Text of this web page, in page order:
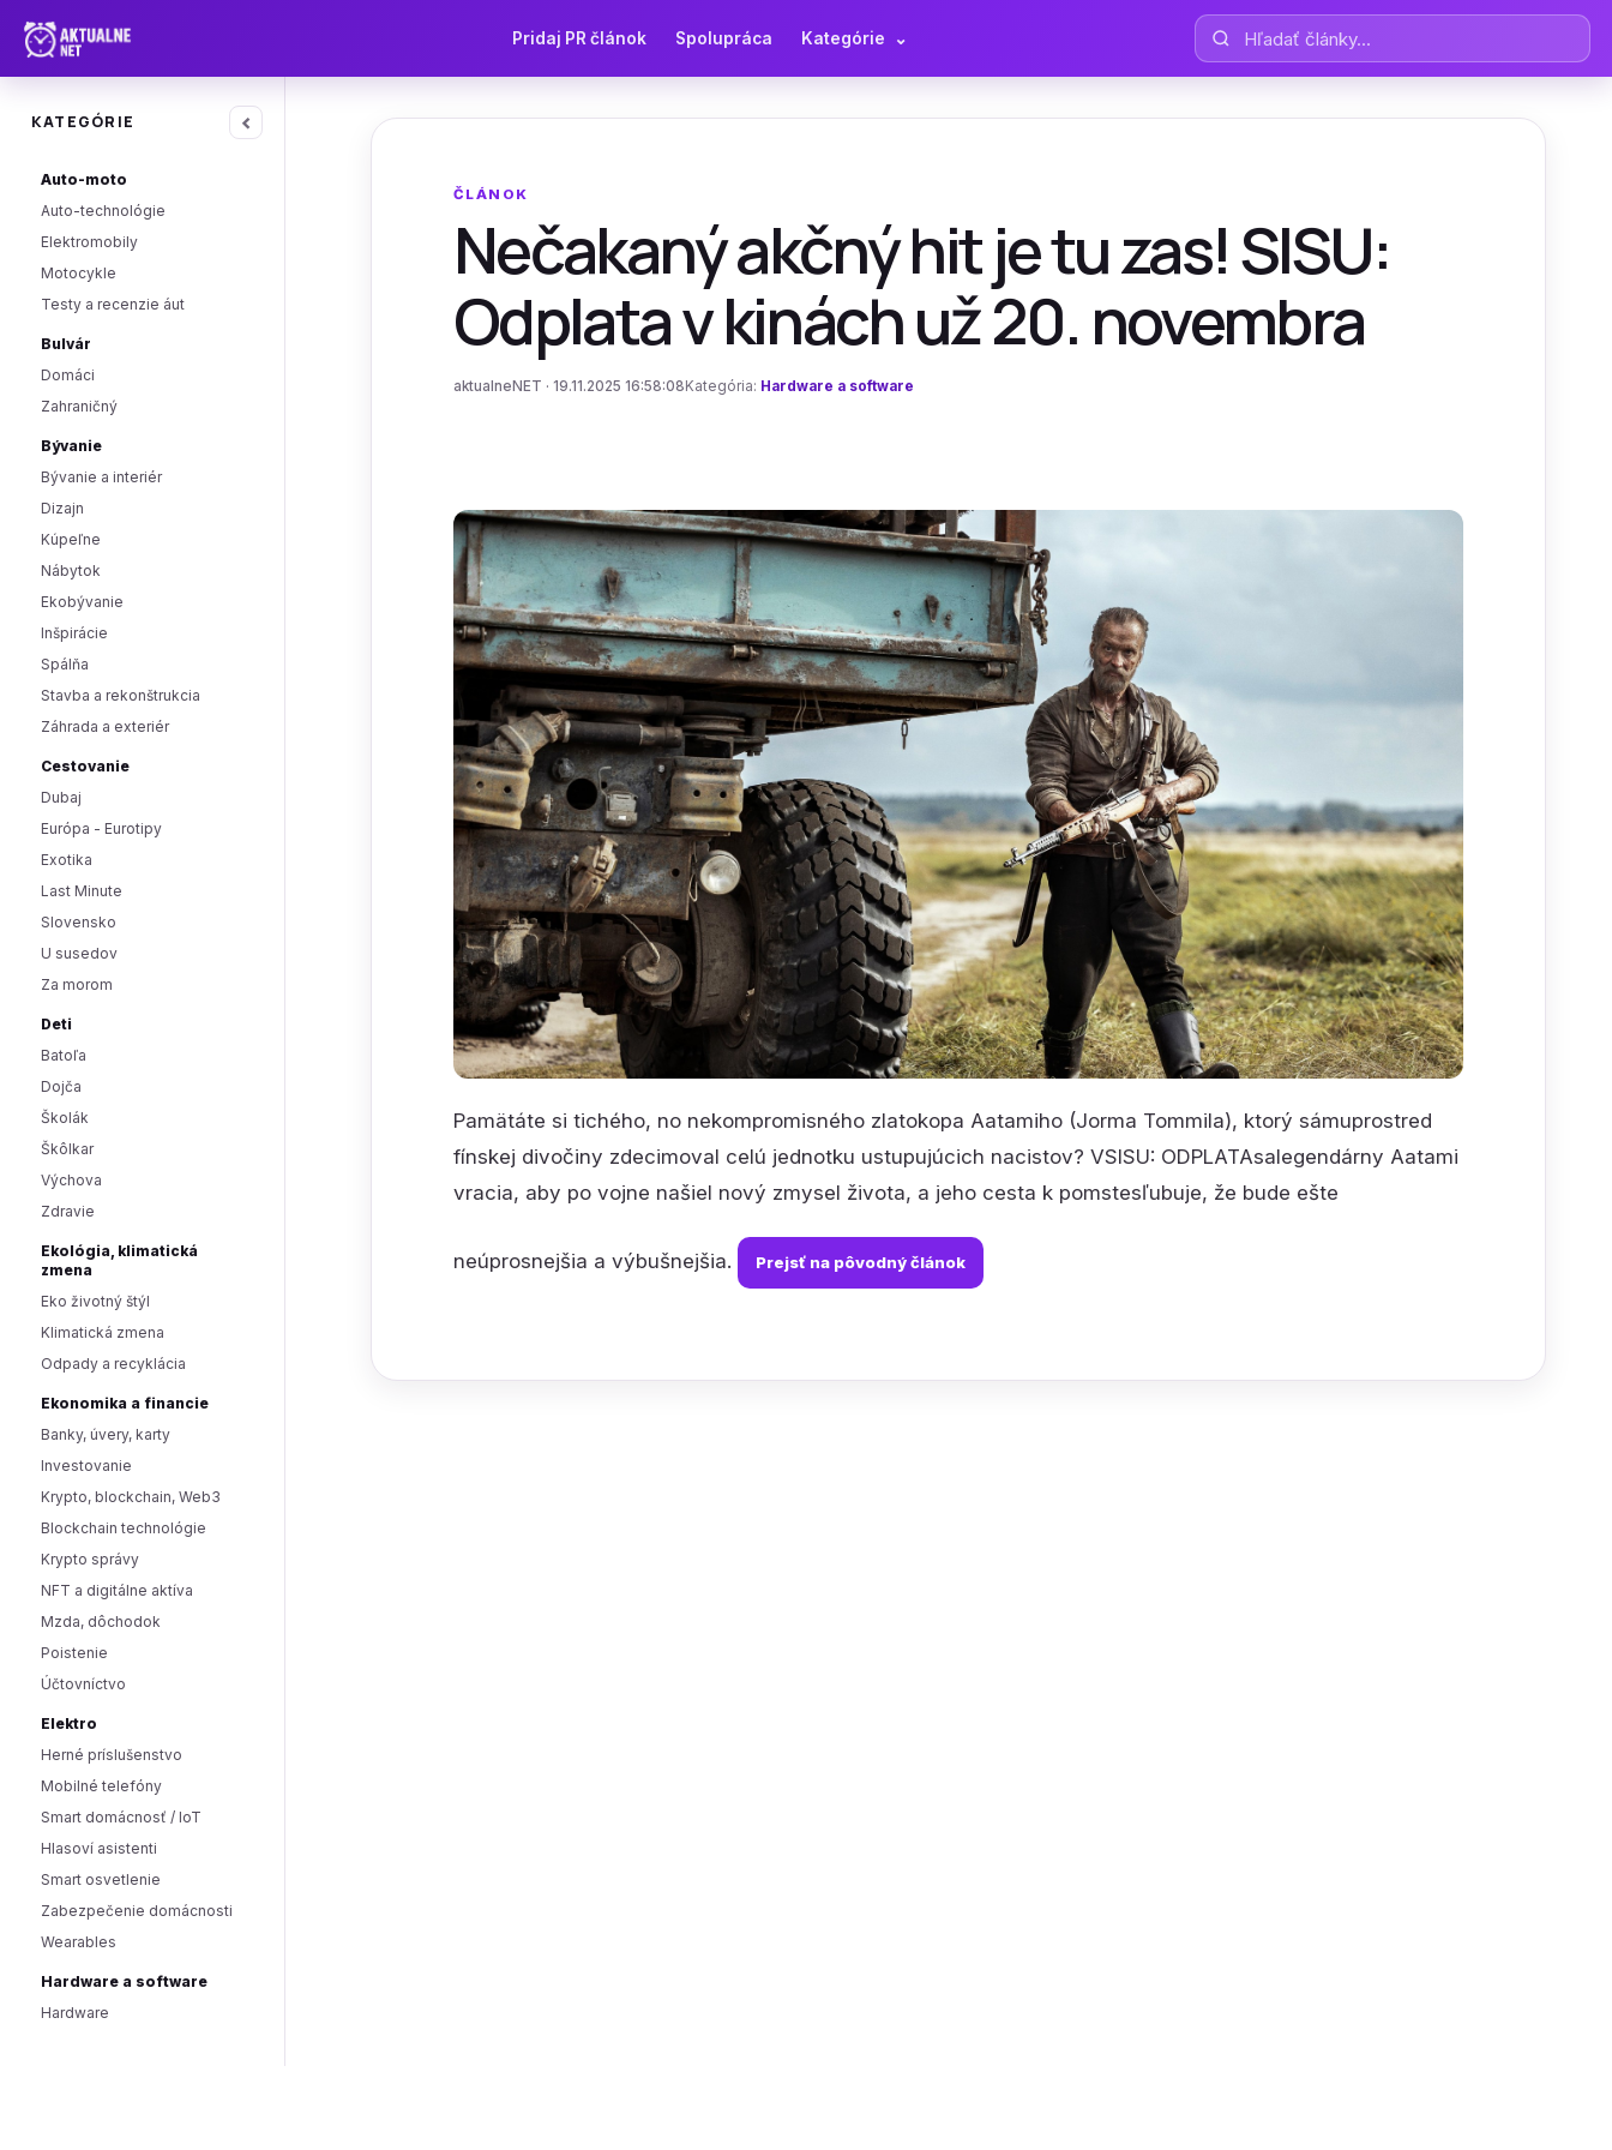
Pridaj PR článok Spolupráca Kategórie ⌄ Hľadať články
KATEGÓRIE ‹
Auto-moto
Auto-technológie
Elektromobily
Motocykle
Testy a recenzie áut
Bulvár
Domáci
Zahraničný
Bývanie
Bývanie a interiér
Dizajn
Kúpeľne
Nábytok
Ekobývanie
Inšpirácie
Spálňa
Stavba a rekonštrukcia
Záhrada a exteriér
Cestovanie
Dubaj
Európa - Eurotipy
Exotika
Last Minute
Slovensko
U susedov
Za morom
Deti
Batoľa
Dojča
Školák
Škôlkar
Výchova
Zdravie
Ekológia, klimatická
zmena
Eko životný štýl
Klimatická zmena
Odpady a recyklácia
Ekonomika a financie
Banky, úvery, karty
Investovanie
Krypto, blockchain, Web3
Blockchain technológie
Krypto správy
NFT a digitálne aktíva
Mzda, dôchodok
Poistenie
Účtovníctvo
Elektro
Herné príslušenstvo
Mobilné telefóny
Smart domácnosť / IoT
Hlasoví asistenti
Smart osvetlenie
Zabezpečenie domácnosti
Wearables
Hardware a software
Hardware
ČLÁNOK
Nečakaný akčný hit je tu zas! SISU:
Odplata v kinách už 20. novembra
aktualneNET · 19.11.2025 16:58:08 Kategória: Hardware a software
Pamätáte si tichého, no nekompromisného zlatokopa Aatamiho (Jorma Tommila), ktorý sámuprostred
fínskej divočiny zdecimoval celú jednotku ustupujúcich nacistov? VSISU: ODPLATAsalegendárny Aatami
vracia, aby po vojne našiel nový zmysel života, a jeho cesta k pomstesľubuje, že bude ešte
neúprosnejšia a výbušnejšia. Prejsť na pôvodný článok